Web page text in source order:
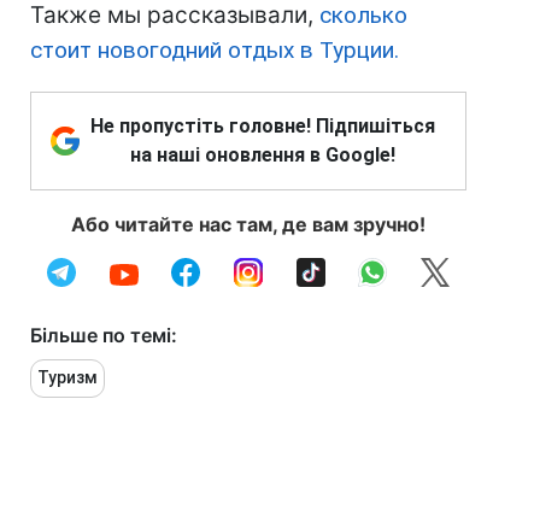
Также мы рассказывали, сколько
стоит новогодний отдых в Турции.
Не пропустіть головне! Підпишіться
на наші оновлення в Google!
Або читайте нас там, де вам зручно!
Більше по темі:
Туризм